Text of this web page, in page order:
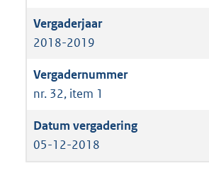
2018-2019
nr. 32, item 1
05-12-2018